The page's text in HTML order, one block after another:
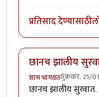
प्रतिसाद देण्यासाठी
छानच झालीय
शाम भागवतशुक्रवार, 25/
छानच झालीय सुरवात.